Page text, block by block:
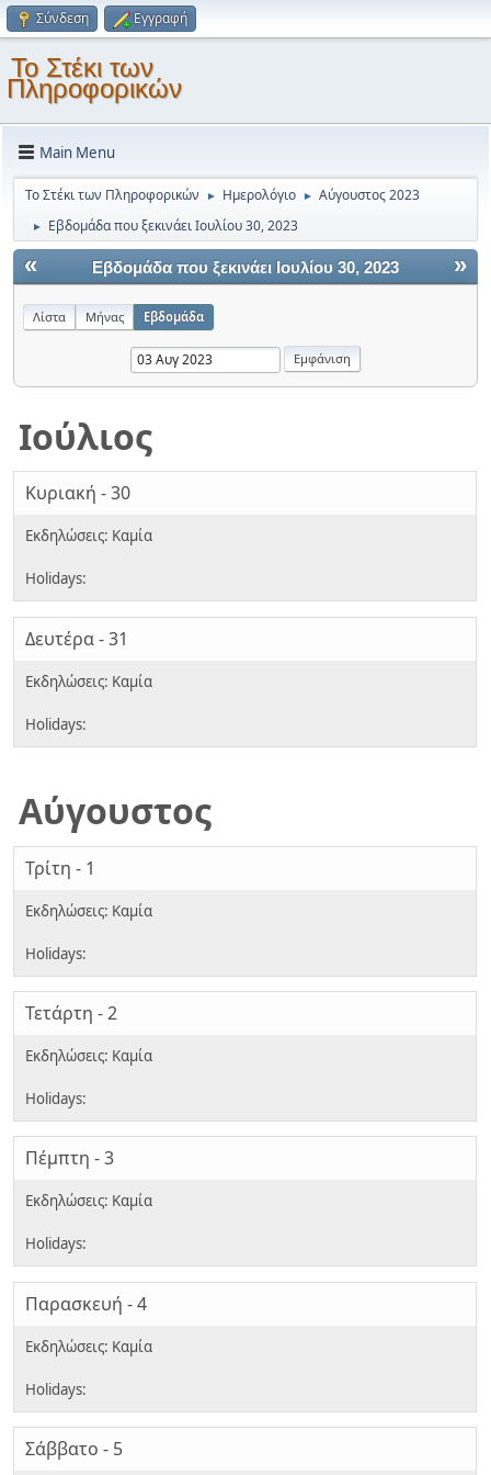
Σύνδεση Εγγραφή
Το Στέκι των
Πληροφορικών
Main Menu
Το Στέκι των Πληροφορικών ► Ημερολόγιο ► Αύγουστος 2023
► Εβδομάδα που ξεκινάει Ιουλίου 30, 2023
« »
Εβδομάδα που ξεκινάει Ιουλίου 30, 2023
Λίστα Μήνας Εβδομάδα
Ιούλιος
Κυριακή - 30
Δευτέρα - 31
Αύγουστος
Τρίτη - 1
Τετάρτη - 2
Πέμπτη - 3
Παρασκευή - 4
Σάββατο - 5